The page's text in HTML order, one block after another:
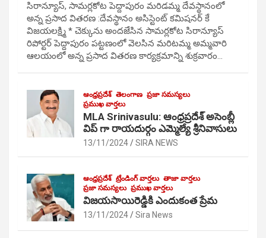
సిరాన్యూస్, సామర్లకోట పెద్దాపురం మరిడమ్మ దేవస్థానంలో
అన్న ప్రసాద వితరణ :దేవస్థానం అసిస్టెంట్ కమిషనర్ కే
విజయలక్ష్మి * చెక్కును అందజేసిన సామర్లకోట సిరాన్యూస్
రిపోర్టర్ పెద్దాపురం పట్టణంలో వెలసిన మరిటమ్మ అమ్మవారి
ఆలయంలో అన్న ప్రసాద వితరణ కార్యక్రమాన్ని శుక్రవారం…
ఆంధ్రప్రదేశ్ తెలంగాణ ప్రజా సమస్యలు
ప్రముఖ వార్తలు
MLA Srinivasulu: ఆంధ్రప్రదేశ్ అసెంబ్లీ
విప్ గా రాయదుర్గం ఎమ్మెల్యే శ్రీనివాసులు
13/11/2024 SIRA NEWS
ఆంధ్రప్రదేశ్ ట్రేండింగ్ వార్తలు తాజా వార్తలు
ప్రజా సమస్యలు ప్రముఖ వార్తలు
విజయసాయిరెడ్డికి ఎందుకంత ప్రేమ
13/11/2024 Sira News